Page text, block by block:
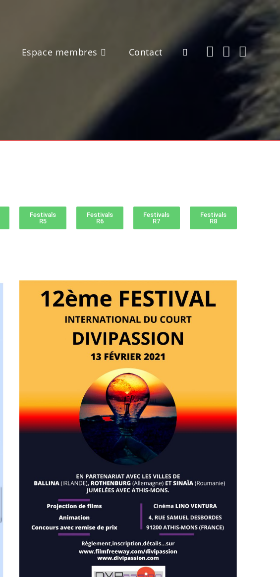
Espace membres Contact
Festivals
R5
Festivals
R6
Festivals
R7
Festivals
R8